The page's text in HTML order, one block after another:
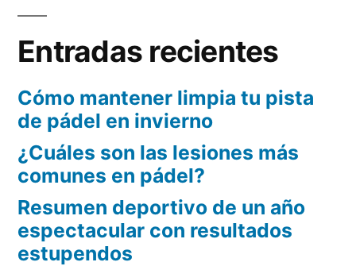
Entradas recientes
Cómo mantener limpia tu pista
de pádel en invierno
¿Cuáles son las lesiones más
comunes en pádel?
Resumen deportivo de un año
espectacular con resultados
estupendos